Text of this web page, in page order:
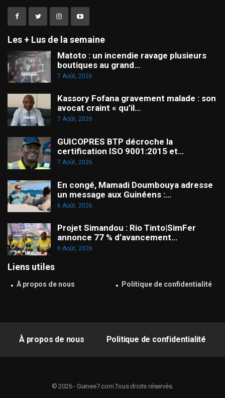
Les + Lus de la semaine
Matoto : un incendie ravage plusieurs
boutiques au grand…
7 Août, 2026
Kassory Fofana gravement malade : son
avocat craint « qu’il…
7 Août, 2026
GUICOPRES BTP décroche la
certification ISO 9001:2015 et…
7 Août, 2026
En congé, Mamadi Doumbouya adresse
un message aux Guinéens :…
6 Août, 2026
Projet Simandou : Rio Tinto|SimFer
annonce 77 % d’avancement…
6 Août, 2026
Liens utiles
À propos de nous Politique de confidentialité
À propos de nous Politique de confidentialité
© 2026 - Guinee7.com.Tous droits réservés.